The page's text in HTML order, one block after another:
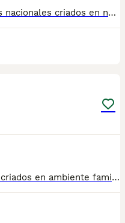
Disponibles preciosos cachorros nacionales criados en nuestras instalaciones, en un ambiente familiar y responsable. Nuestros cachorros se entregan con cartilla de primera vacunación, vacunas correspondientes a su edad, desparasitados interna y externamente, y con microchip implantado y dado de alta. Además, realizamos un contrato de garantía que incluye: • Garantía vírica de 15 días. • Garantía congénita de 1 año. Desde la fecha de entrega del cachorro. Nos comprometemos al 100% con la salud, el bienestar y el cuidado de nuestros pequeños. Disponemos de Núcleo Zoológico Para más información, imágenes o cualquier consulta sin compromiso, pueden contactar con nosotros en los teléfonos: CRISTINA 📞 722 788 399 📞 932 514 529
Preciosos cachorros nacionales criados en ambiente familiar disponibles de raza golden. Se entregan con su carnet de primo vacunación, las vacunas correspondientes a su edad, desparasitados interna y externamente, con microchip implantado. Se realiza un contrato en el que incluye garantía vírica de 15 días y una garantía congénita de un año desde el día de la entrega del cachorro. Nos comprometemos 100% con la salud de nuestros pequeños. Núcleo zoológico B2500604. Para más información/imagenes o consultas sin compromiso al número de teléfono 722788399 o al 932514529.